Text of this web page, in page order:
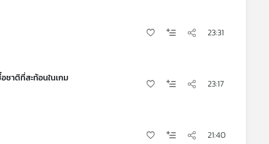
23:31
ชาติที่สะท้อนในเกม 23:17
21:40